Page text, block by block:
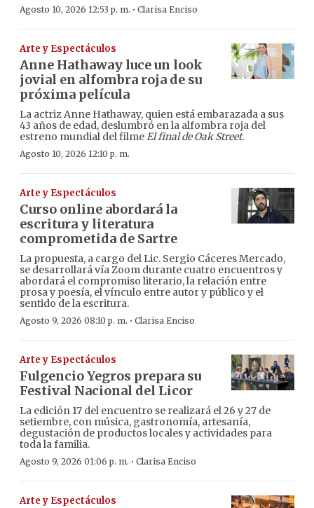
Agosto 10, 2026 12:53 p. m. · Clarisa Enciso
Arte y Espectáculos
Anne Hathaway luce un look
jovial en alfombra roja de su
próxima película
La actriz Anne Hathaway, quien está embarazada a sus
43 años de edad, deslumbró en la alfombra roja del
estreno mundial del filmeEl final de Oak Street.
Agosto 10, 2026 12:10 p. m.
Arte y Espectáculos
Curso online abordará la
escritura y literatura
comprometida de Sartre
La propuesta, a cargo del Lic. Sergio Cáceres Mercado,
se desarrollará vía Zoom durante cuatro encuentros y
abordará el compromiso literario, la relación entre
prosa y poesía, el vínculo entre autor y público y el
sentido de la escritura.
Agosto 9, 2026 08:10 p. m. · Clarisa Enciso
Arte y Espectáculos
Fulgencio Yegros prepara su
Festival Nacional del Licor
La edición 17 del encuentro se realizará el 26 y 27 de
setiembre, con música, gastronomía, artesanía,
degustación de productos locales y actividades para
toda la familia.
Agosto 9, 2026 01:06 p. m. · Clarisa Enciso
Arte y Espectáculos